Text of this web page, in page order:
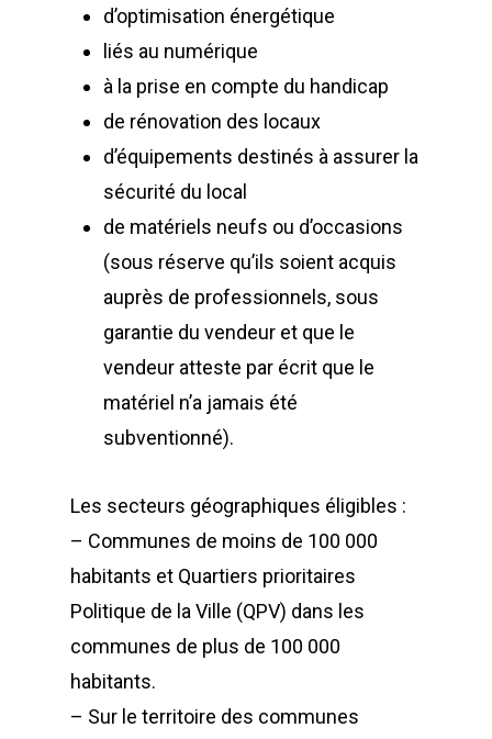
d’optimisation énergétique
liés au numérique
à la prise en compte du handicap
de rénovation des locaux
d’équipements destinés à assurer la
sécurité du local
de matériels neufs ou d’occasions
(sous réserve qu’ils soient acquis
auprès de professionnels, sous
garantie du vendeur et que le
vendeur atteste par écrit que le
matériel n’a jamais été
subventionné).
Les secteurs géographiques éligibles :
– Communes de moins de 100 000
habitants et Quartiers prioritaires
Politique de la Ville (QPV) dans les
communes de plus de 100 000
habitants.
– Sur le territoire des communes